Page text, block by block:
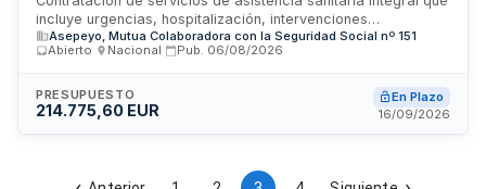
incluye urgencias, hospitalización, intervenciones
quirúrgicas, consultas externas y pruebas diagnósticas en la
provincia de Salamanca. El servicio se destina a los
Mutua Colaboradora con la Seguridad Social, así como a
trabajadores por cuenta propia adheridos y beneficiarios de
sanitaria mediante un único proveedor que evite demoras,
visitas redundantes y mejore la eficacia en el seguimiento y
Asepeyo, Mutua Colaboradora con la Seguridad Social nº 151
Abierto
Nacional Pub. 06/08/2026
PRESUPUESTO
214.775,60 EUR
En Plazo
16/09/2026